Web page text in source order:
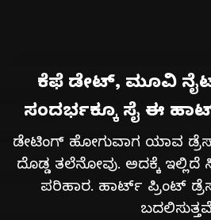
ಕೆಫೆ ಡೇಟ್, ಮೂವಿ
ಸಂದರ್ಭಕ್ಕೂ ಸೈ ಈ
ಡೇಟಿಂಗ್ ಹೋಗುವಾಗ ಯಾವ
ದೊಡ್ಡ ತಲೆನೋವು. ಅದಕ್ಕೆ
ಪರಿಹಾರ. ಹಾರ್ಟ್ ಪ್ರಿಂಟ್